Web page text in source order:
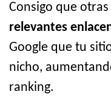
Consigo que otras
relevantes
Google que tu
nicho,
ranking.